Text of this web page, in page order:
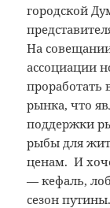
городской
На
ассоциации
проработать
рынка, что
поддержки
рыбы для
ценам. И
— кефаль,
сезон путины.